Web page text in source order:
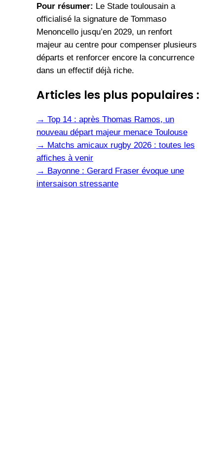
Pour résumer: Le Stade toulousain a
officialisé la signature de Tommaso
Menoncello jusqu’en 2029, un renfort
majeur au centre pour compenser plusieurs
départs et renforcer encore la concurrence
dans un effectif déjà riche.
Articles les plus populaires :
→ Top 14 : après Thomas Ramos, un
nouveau départ majeur menace Toulouse
→ Matchs amicaux rugby 2026 : toutes les
affiches à venir
→ Bayonne : Gerard Fraser évoque une
intersaison stressante